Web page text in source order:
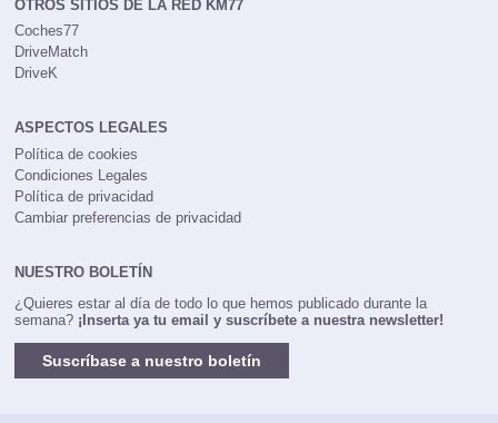
OTROS SITIOS DE LA RED KM77
Coches77
DriveMatch
DriveK
ASPECTOS LEGALES
Política de cookies
Condiciones Legales
Política de privacidad
Cambiar preferencias de privacidad
NUESTRO BOLETÍN
¿Quieres estar al día de todo lo que hemos publicado durante la
semana? ¡Inserta ya tu email y suscríbete a nuestra newsletter!
Suscríbase a nuestro boletín